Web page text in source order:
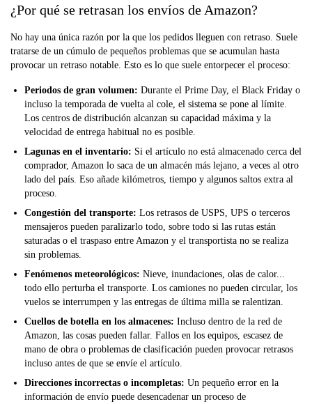
¿Por qué se retrasan los envíos de Amazon?
No hay una única razón por la que los pedidos lleguen con retraso. Suele
tratarse de un cúmulo de pequeños problemas que se acumulan hasta
provocar un retraso notable. Esto es lo que suele entorpecer el proceso:
Periodos de gran volumen: Durante el Prime Day, el Black Friday o
incluso la temporada de vuelta al cole, el sistema se pone al límite.
Los centros de distribución alcanzan su capacidad máxima y la
velocidad de entrega habitual no es posible.
Lagunas en el inventario: Si el artículo no está almacenado cerca del
comprador, Amazon lo saca de un almacén más lejano, a veces al otro
lado del país. Eso añade kilómetros, tiempo y algunos saltos extra al
proceso.
Congestión del transporte: Los retrasos de USPS, UPS o terceros
mensajeros pueden paralizarlo todo, sobre todo si las rutas están
saturadas o el traspaso entre Amazon y el transportista no se realiza
sin problemas.
Fenómenos meteorológicos: Nieve, inundaciones, olas de calor...
todo ello perturba el transporte. Los camiones no pueden circular, los
vuelos se interrumpen y las entregas de última milla se ralentizan.
Cuellos de botella en los almacenes: Incluso dentro de la red de
Amazon, las cosas pueden fallar. Fallos en los equipos, escasez de
mano de obra o problemas de clasificación pueden provocar retrasos
incluso antes de que se envíe el artículo.
Direcciones incorrectas o incompletas: Un pequeño error en la
información de envío puede desencadenar un proceso de